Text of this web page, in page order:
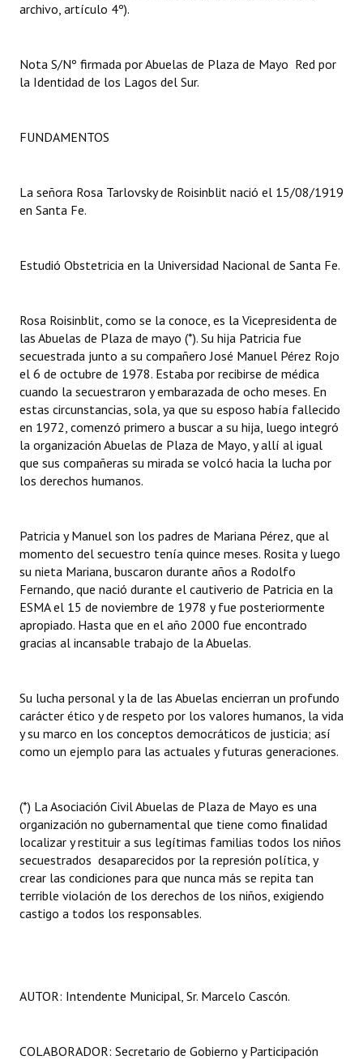
DOCUMENTOS
Proyectos Presentados
Actas de Sesión
Ejecución Presupuestaria
NORMATIVA
Comunicaciones
Declaraciones
Resoluciones
Resoluciones de Presidencia
Antiguos Pobladores
Noticias Destacadas
Registros y Distinciones
Datos Históricos
Audiencias Públicas - Registro
Mujeres que Dejaron Huellas - Registro
Ciudadano Ilustre - Registro
Banca del Vecino - Registro
Huéspedes de Honor - Registro
Antiguos Pobladores - Registro
Entrega de distinciones
archivo, artículo 4º).
Nota S/Nº firmada por Abuelas de Plaza de Mayo  Red por
la Identidad de los Lagos del Sur.
FUNDAMENTOS
La señora Rosa Tarlovsky de Roisinblit nació el 15/08/1919
en Santa Fe.
Estudió Obstetricia en la Universidad Nacional de Santa Fe.
Rosa Roisinblit, como se la conoce, es la Vicepresidenta de
las Abuelas de Plaza de mayo (*). Su hija Patricia fue
secuestrada junto a su compañero José Manuel Pérez Rojo
el 6 de octubre de 1978. Estaba por recibirse de médica
cuando la secuestraron y embarazada de ocho meses. En
estas circunstancias, sola, ya que su esposo había fallecido
en 1972, comenzó primero a buscar a su hija, luego integró
la organización Abuelas de Plaza de Mayo, y allí al igual
que sus compañeras su mirada se volcó hacia la lucha por
los derechos humanos.
Patricia y Manuel son los padres de Mariana Pérez, que al
momento del secuestro tenía quince meses. Rosita y luego
su nieta Mariana, buscaron durante años a Rodolfo
Fernando, que nació durante el cautiverio de Patricia en la
ESMA el 15 de noviembre de 1978 y fue posteriormente
apropiado. Hasta que en el año 2000 fue encontrado
gracias al incansable trabajo de la Abuelas.
Su lucha personal y la de las Abuelas encierran un profundo
carácter ético y de respeto por los valores humanos, la vida
y su marco en los conceptos democráticos de justicia; así
como un ejemplo para las actuales y futuras generaciones.
(*) La Asociación Civil Abuelas de Plaza de Mayo es una
organización no gubernamental que tiene como finalidad
localizar y restituir a sus legítimas familias todos los niños
secuestrados desaparecidos por la represión política, y
crear las condiciones para que nunca más se repita tan
terrible violación de los derechos de los niños, exigiendo
castigo a todos los responsables.
AUTOR: Intendente Municipal, Sr. Marcelo Cascón.
COLABORADOR: Secretario de Gobierno y Participación